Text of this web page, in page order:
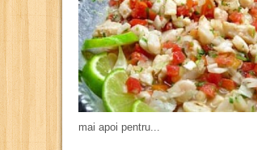
mai apoi pentru...